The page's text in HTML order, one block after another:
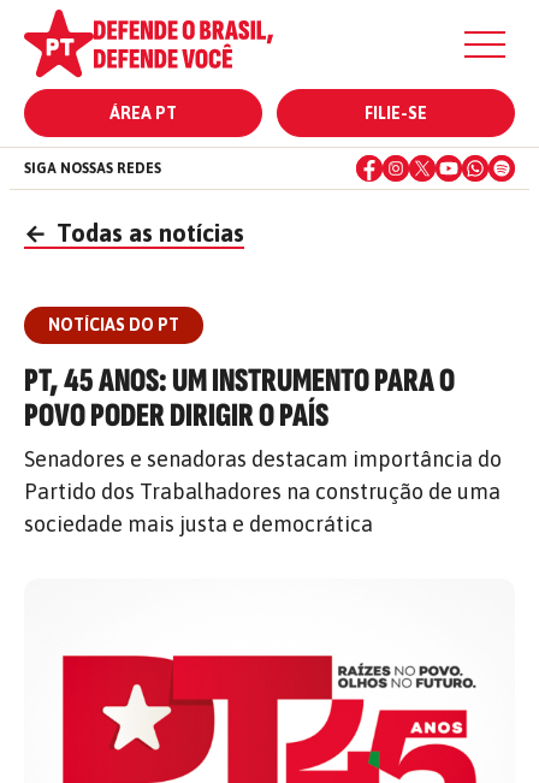
ÁREA PT FILIE-SE
SIGA NOSSAS REDES
← Todas as notícias
NOTÍCIAS DO PT
PT, 45 ANOS: UM INSTRUMENTO PARA O
POVO PODER DIRIGIR O PAÍS
Senadores e senadoras destacam importância do
Partido dos Trabalhadores na construção de uma
sociedade mais justa e democrática